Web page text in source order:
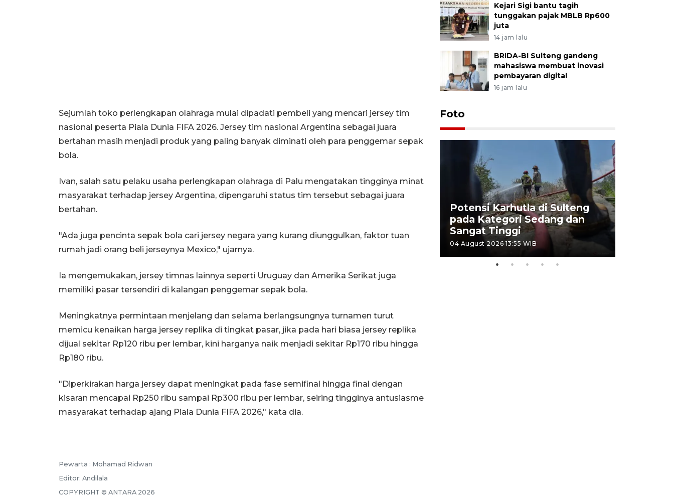
Sejumlah toko perlengkapan olahraga mulai dipadati pembeli yang mencari jersey tim
nasional peserta Piala Dunia FIFA 2026. Jersey tim nasional Argentina sebagai juara
bertahan masih menjadi produk yang paling banyak diminati oleh para penggemar sepak
bola.
Ivan, salah satu pelaku usaha perlengkapan olahraga di Palu mengatakan tingginya minat
masyarakat terhadap jersey Argentina, dipengaruhi status tim tersebut sebagai juara
bertahan.
"Ada juga pencinta sepak bola cari jersey negara yang kurang diunggulkan, faktor tuan
rumah jadi orang beli jerseynya Mexico," ujarnya.
Ia mengemukakan, jersey timnas lainnya seperti Uruguay dan Amerika Serikat juga
memiliki pasar tersendiri di kalangan penggemar sepak bola.
Meningkatnya permintaan menjelang dan selama berlangsungnya turnamen turut
memicu kenaikan harga jersey replika di tingkat pasar, jika pada hari biasa jersey replika
dijual sekitar Rp120 ribu per lembar, kini harganya naik menjadi sekitar Rp170 ribu hingga
Rp180 ribu.
"Diperkirakan harga jersey dapat meningkat pada fase semifinal hingga final dengan
kisaran mencapai Rp250 ribu sampai Rp300 ribu per lembar, seiring tingginya antusiasme
masyarakat terhadap ajang Piala Dunia FIFA 2026," kata dia.
Pewarta : Mohamad Ridwan
Editor: Andilala
COPYRIGHT © ANTARA 2026
Kejari Sigi bantu tagih
tunggakan pajak MBLB Rp600
juta
14 jam lalu
BRIDA-BI Sulteng gandeng
mahasiswa membuat inovasi
pembayaran digital
16 jam lalu
Foto
di Satpas Polresta Palu
Potensi Karhutla di Sulteng
pada Kategori Sedang dan
Sangat Tinggi
04 August 2026 13:55 WIB